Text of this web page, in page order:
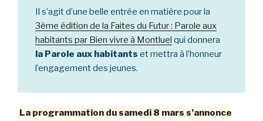
Il s’agit d’une belle entrée en matière pour la
3ème édition de la Faites du Futur : Parole aux
habitants par Bien vivre à Montluel qui donnera
la Parole aux habitants et mettra à l’honneur
l’engagement des jeunes.
La programmation du samedi 8 mars s’annonce